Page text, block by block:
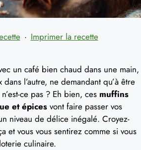
· Imprimer la recette
un café bien chaud dans une main,
l’autre, ne demandant qu’à être
ce pas ? Eh bien, ces muffins
et épices vont faire passer vos
niveau de délice inégalé. Croyez-
et vous vous sentirez comme si vous
culinaire.